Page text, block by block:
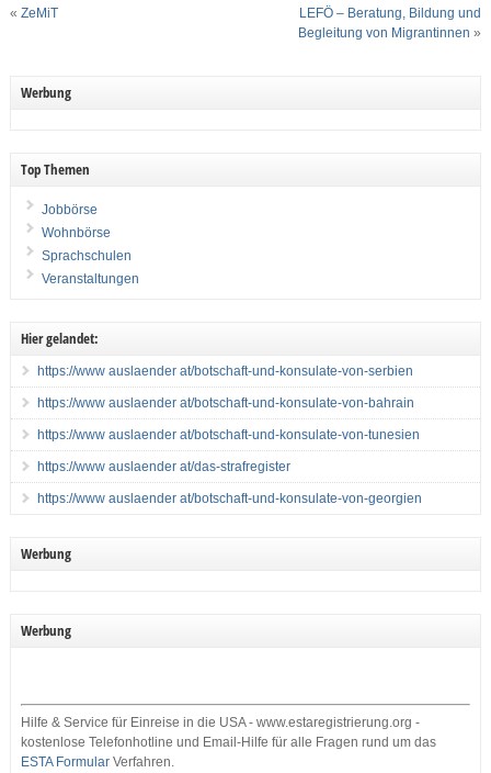
« ZeMiT
LEFÖ – Beratung, Bildung und
Begleitung von Migrantinnen »
Werbung
Top Themen
Jobbörse
Wohnbörse
Sprachschulen
Veranstaltungen
Hier gelandet:
https://www auslaender at/botschaft-und-konsulate-von-serbien
https://www auslaender at/botschaft-und-konsulate-von-bahrain
https://www auslaender at/botschaft-und-konsulate-von-tunesien
https://www auslaender at/das-strafregister
https://www auslaender at/botschaft-und-konsulate-von-georgien
Werbung
Werbung
Hilfe & Service für Einreise in die USA - www.estaregistrierung.org -
kostenlose Telefonhotline und Email-Hilfe für alle Fragen rund um das
ESTA FormularVerfahren.